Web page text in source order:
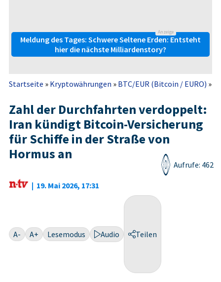
Anzeige
Meldung des Tages: Schwere Seltene Erden: Entsteht
hier die nächste Milliardenstory?
Startseite » Kryptowährungen » BTC/EUR (Bitcoin / EURO) »
Zahl der Durchfahrten verdoppelt:
Iran kündigt Bitcoin-Versicherung
für Schiffe in der Straße von
Hormus an
| 19. Mai 2026, 17:31
Aufrufe: 462
A- A+ Lesemodus Audio Teilen